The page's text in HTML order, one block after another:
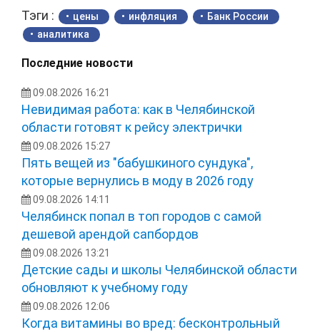
Тэги : цены инфляция
Банк России
аналитика
Последние новости
09.08.2026 16:21
Невидимая работа: как в Челябинской
области готовят к рейсу электрички
09.08.2026 15:27
Пять вещей из "бабушкиного сундука",
которые вернулись в моду в 2026 году
09.08.2026 14:11
Челябинск попал в топ городов с самой
дешевой арендой сапбордов
09.08.2026 13:21
Детские сады и школы Челябинской области
обновляют к учебному году
09.08.2026 12:06
Когда витамины во вред: бесконтрольный